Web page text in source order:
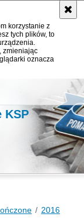
korzystanie z
tych plików, to
zmieniając
oznacza
KSP
2016